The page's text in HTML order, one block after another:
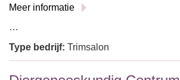
Meer informatie
…
Type bedrijf: Trimsalon